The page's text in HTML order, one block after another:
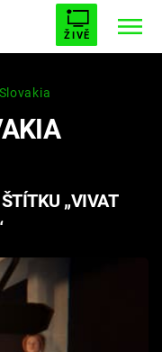
ŽIVĚ
UPÍRŮ
5
„VIVAT